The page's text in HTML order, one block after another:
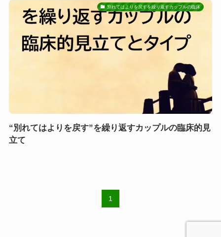
別れてはよりを戻すを繰り返すカップルの臨床
“別れてはよりを戻す”を繰り返すカップルの臨床的見
立て
1